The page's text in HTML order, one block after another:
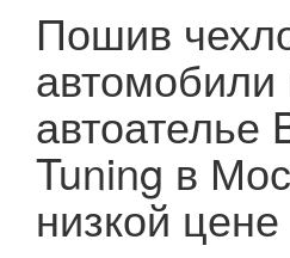
Пошив
автомобили
автоателье
Tuning в
низкой цене